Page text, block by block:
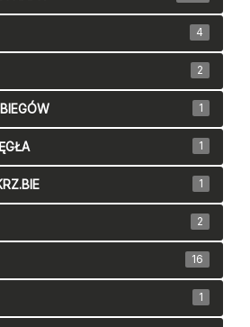
4
2
1
1
1
2
16
1